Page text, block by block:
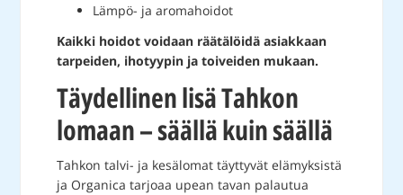
Lämpö- ja aromahoidot
Kaikki hoidot voidaan räätälöidä asiakkaan
tarpeiden, ihotyypin ja toiveiden mukaan.
Täydellinen lisä Tahkon
lomaan – säällä kuin säällä
Tahkon talvi- ja kesälomat täyttyvät elämyksistä
ja Organica tarjoaa upean tavan palautua